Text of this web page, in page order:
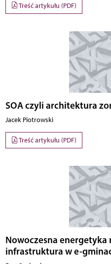
Treść artykułu (PDF)
SOA czyli architektura
Jacek Piotrowski
Treść artykułu (PDF)
Nowoczesna energetyka
infrastruktura w e-